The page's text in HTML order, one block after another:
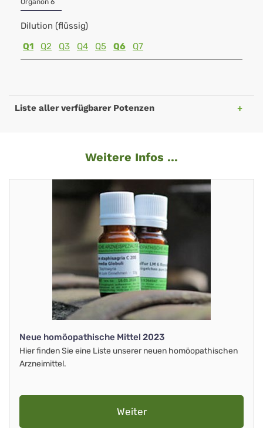
Organon 6
Dilution (flüssig)
Q1
Q2 Q3 Q4 Q5 Q6 Q7
Liste aller verfügbarer Potenzen
Weitere Infos ...
Neue homöopathische Mittel 2023
Hier finden Sie eine Liste unserer neuen homöopathischen
Arzneimittel.
Weiter